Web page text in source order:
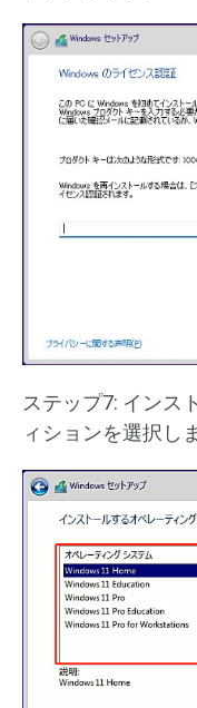
ステップ7: インス
ィションを選択し